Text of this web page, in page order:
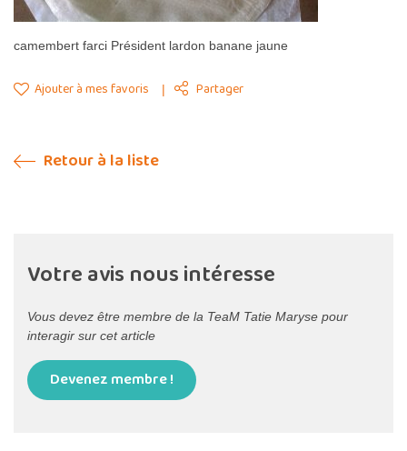
camembert farci Président lardon banane jaune
Ajouter à mes favoris Partager
Retour à la liste
Votre avis nous intéresse
Vous devez être membre de la TeaM Tatie Maryse pour
interagir sur cet article
Devenez membre !